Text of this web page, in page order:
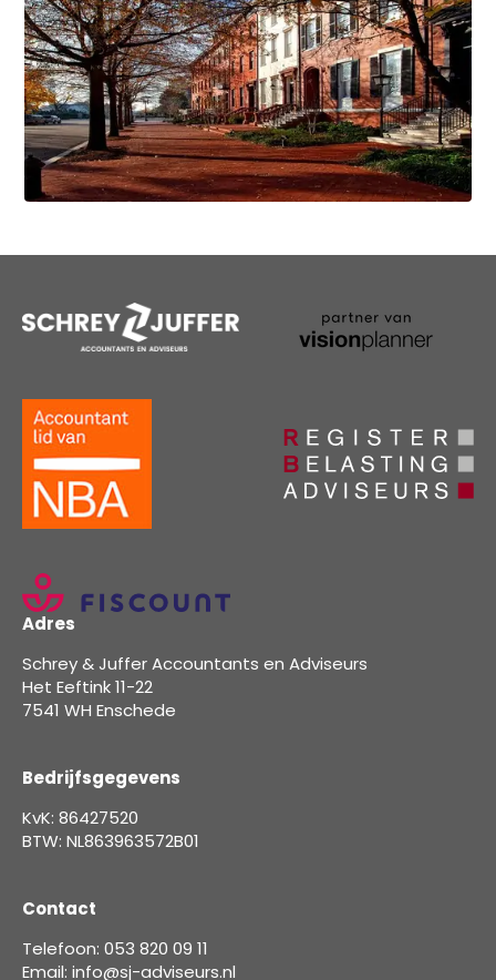
Adres
Schrey & Juffer Accountants en Adviseurs
Het Eeftink 11-22
7541 WH Enschede
Bedrijfsgegevens
KvK: 86427520
BTW: NL863963572B01
Contact
Telefoon: 053 820 09 11
Email: info@sj-adviseurs.nl